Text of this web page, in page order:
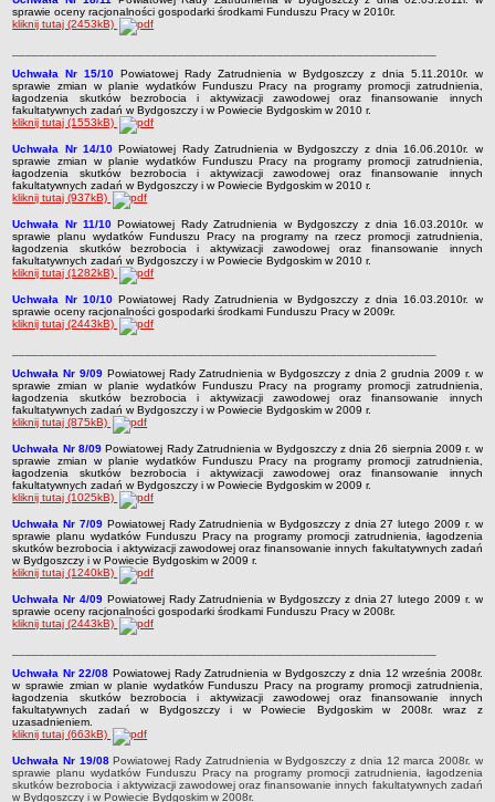
sprawie oceny racjonalności gospodarki środkami Funduszu Pracy w 2010r.
kliknij tutaj (2453kB)
Uchwała Nr 15/10 Powiatowej Rady Zatrudnienia w Bydgoszczy z dnia 5.11.2010r. w
sprawie zmian w planie wydatków Funduszu Pracy na programy promocji zatrudnienia,
łagodzenia skutków bezrobocia i aktywizacji zawodowej oraz finansowanie innych
fakultatywnych zadań w Bydgoszczy i w Powiecie Bydgoskim w 2010 r.
kliknij tutaj (1553kB)
Uchwała Nr 14/10Powiatowej Rady Zatrudnienia w Bydgoszczy z dnia 16.06.2010r. w
sprawie zmian w planie wydatków Funduszu Pracy na programy promocji zatrudnienia,
łagodzenia skutków bezrobocia i aktywizacji zawodowej oraz finansowanie innych
fakultatywnych zadań w Bydgoszczy i w Powiecie Bydgoskim w 2010 r.
kliknij tutaj (937kB)
Uchwała Nr 11/10 Powiatowej Rady Zatrudnienia w Bydgoszczy z dnia 16.03.2010r. w
sprawie planu wydatków Funduszu Pracy na programy na rzecz promocji zatrudnienia,
łagodzenia skutków bezrobocia i aktywizacji zawodowej oraz finansowanie innych
fakultatywnych zadań w Bydgoszczy i w Powiecie Bydgoskim w 2010 r.
kliknij tutaj (1282kB)
Uchwała Nr 10/10Powiatowej Rady Zatrudnienia w Bydgoszczy z dnia 16.03.2010r. w
sprawie oceny racjonalności gospodarki środkami Funduszu Pracy w 2009r.
kliknij tutaj (2443kB)
Uchwała Nr 9/09Powiatowej Rady Zatrudnienia w Bydgoszczy z dnia 2 grudnia 2009 r. w
sprawie zmian w planie wydatków Funduszu Pracy na programy promocji zatrudnienia,
łagodzenia skutków bezrobocia i aktywizacji zawodowej oraz finansowanie innych
fakultatywnych zadań w Bydgoszczy i w Powiecie Bydgoskim w 2009 r.
kliknij tutaj (875kB)
Uchwała Nr 8/09Powiatowej Rady Zatrudnienia w Bydgoszczy z dnia 26 sierpnia 2009 r. w
sprawie zmian w planie wydatków Funduszu Pracy na programy promocji zatrudnienia,
łagodzenia skutków bezrobocia i aktywizacji zawodowej oraz finansowanie innych
fakultatywnych zadań w Bydgoszczy i w Powiecie Bydgoskim w 2009 r.
kliknij tutaj (1025kB)
Uchwała Nr 7/09Powiatowej Rady Zatrudnienia w Bydgoszczy z dnia 27 lutego 2009 r. w
sprawie planu wydatków Funduszu Pracy na programy promocji zatrudnienia, łagodzenia
skutków bezrobocia i aktywizacji zawodowej oraz finansowanie innych fakultatywnych zadań
w Bydgoszczy i w Powiecie Bydgoskim w 2009 r.
kliknij tutaj (1240kB)
Uchwała Nr 4/09Powiatowej Rady Zatrudnienia w Bydgoszczy z dnia 27 lutego 2009 r. w
sprawie oceny racjonalności gospodarki środkami Funduszu Pracy w 2008r.
kliknij tutaj (2443kB)
Uchwała Nr 22/08 Powiatowej Rady Zatrudnienia w Bydgoszczy z dnia 12 września 2008r.
w sprawie zmian w planie wydatków Funduszu Pracy na programy promocji zatrudnienia,
łagodzenia skutków bezrobocia i aktywizacji zawodowej oraz finansowanie innych
fakultatywnych zadań w Bydgoszczy i w Powiecie Bydgoskim w 2008r. wraz z
uzasadnieniem.
kliknij tutaj (663kB)
Uchwała Nr 19/08Powiatowej Rady Zatrudnienia w Bydgoszczy z dnia 12 marca 2008r. w
sprawie planu wydatków Funduszu Pracy na programy promocji zatrudnienia, łagodzenia
skutków bezrobocia i aktywizacji zawodowej oraz finansowanie innych fakultatywnych zadań
w Bydgoszczy i w Powiecie Bydgoskim w 2008r.